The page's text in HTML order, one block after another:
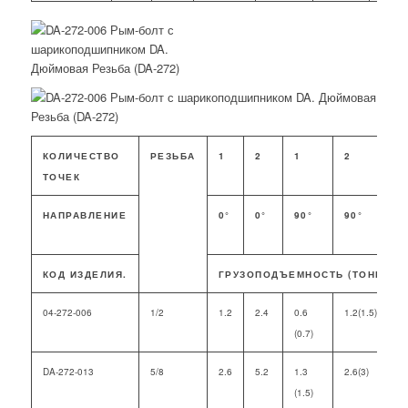
КОЛИЧЕСТВО
ТОЧЕК
РЕЗЬБА 1 2 1 2
НАПРАВЛЕНИЕ 0° 0° 90° 90°
КОД ИЗДЕЛИЯ. ГРУЗОПОДЪЕМНОСТЬ (ТОНН)
04-272-006 1/2 1.2 2.4
0.6
(0.7)
1.2(1.5)
DA-272-013 5/8 2.6 5.2
1.3
(1.5)
2.6(3)